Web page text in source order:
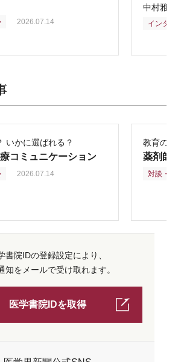
2026.07.14
中村雅俊
インタビ
いかに選ばれる？
コミュニケーション
2026.07.14
教育の再
薬剤師
対談・座
書院IDの登録設定により、
知をメールで受け取れます。
医学書院IDを取得